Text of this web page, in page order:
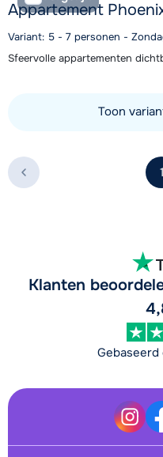
Appartement
Variant: 5 - 7 personen -
Sfeervolle appartementen
Toon
1
Klanten
Gebaseerd